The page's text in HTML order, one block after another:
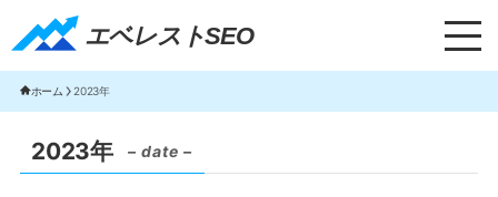
エベレストSEO
エベレストSEO｜TOP
ホーム 2023年
2023年 – date –